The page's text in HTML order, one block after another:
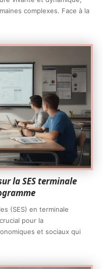
complexes. Face à la
la SES terminale
(SES) en terminale
pour la
et sociaux qui